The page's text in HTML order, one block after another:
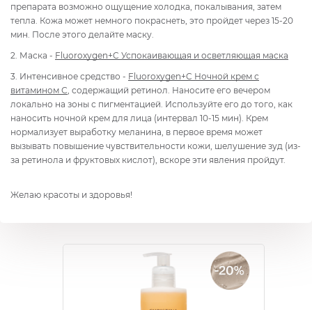
препарата возможно ощущение холодка, покалывания, затем
тепла. Кожа может немного покраснеть, это пройдет через 15-20
мин. После этого делайте маску.
2. Маска - Fluoroxygen+C Успокаивающая и осветляющая маска
3. Интенсивное средство - Fluoroxygen+C Ночной крем с
витамином С , содержащий ретинол. Наносите его вечером
локально на зоны с пигментацией. Используйте его до того, как
наносить ночной крем для лица (интервал 10-15 мин). Крем
нормализует выработку меланина, в первое время может
вызывать повышение чувствительности кожи, шелушение зуд (из-
за ретинола и фруктовых кислот), вскоре эти явления пройдут.
Желаю красоты и здоровья!